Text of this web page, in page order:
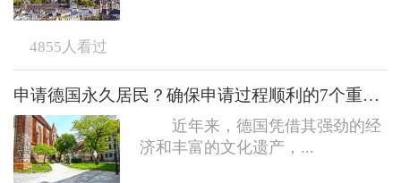
4855 人看过
申请德国永久居民？确保申请过程顺利的7个重要事项
近年来，德国凭借其强劲的经
济和丰富的文化遗产，...